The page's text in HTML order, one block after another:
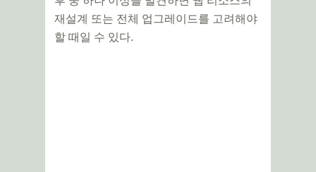
재설계 또는 전체 업그레이드를 고려해야
할 때일 수 있다.